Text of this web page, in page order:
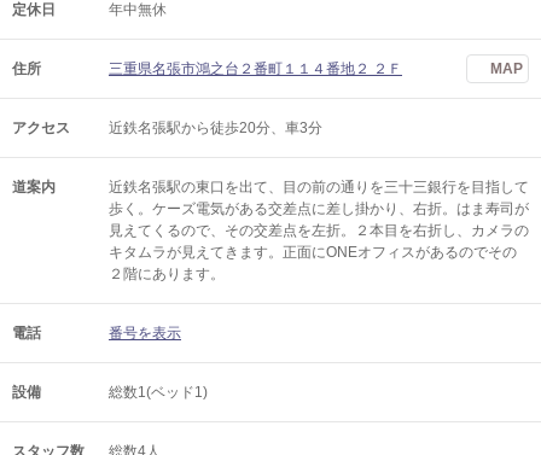
定休日 年中無休
住所 三重県名張市鴻之台２番町１１４番地２ ２Ｆ MAP
アクセス 近鉄名張駅から徒歩20分、車3分
道案内
近鉄名張駅の東口を出て、目の前の通りを三十三銀行を目指して
歩く。ケーズ電気がある交差点に差し掛かり、右折。はま寿司が
見えてくるので、その交差点を左折。２本目を右折し、カメラの
キタムラが見えてきます。正面にONEオフィスがあるのでその
２階にあります。
電話 番号を表示
設備 総数1(ベッド1)
スタッフ数 総数4人